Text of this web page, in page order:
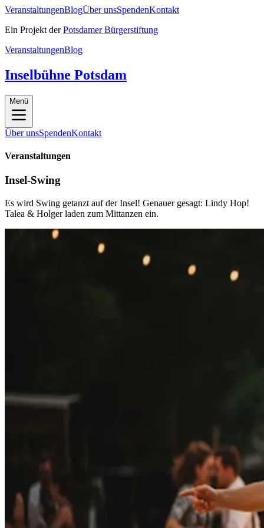
VeranstaltungenBlogÜber unsSpendenKontakt
Ein Projekt der Potsdamer Bürgerstiftung
VeranstaltungenBlog
Inselbühne Potsdam
Menü
Über unsSpendenKontakt
Veranstaltungen
Insel-Swing
Es wird Swing getanzt auf der Insel! Genauer gesagt: Lindy Hop!
Talea & Holger laden zum Mittanzen ein.